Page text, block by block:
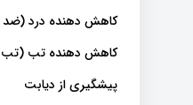
کاهش دهنده درد (ضد
کاهش دهنده تب (تب
پیشگیری از دیابت